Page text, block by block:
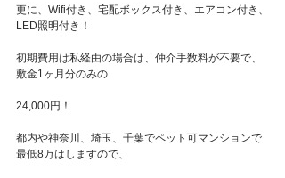
更に、Wifi付き、宅配ボックス付き、エアコン付き、
LED照明付き！
初期費用は私経由の場合は、仲介手数料が不要で、
敷金1ヶ月分のみの
24,000円！
都内や神奈川、埼玉、千葉でペット可マンションで
最低8万はしますので、